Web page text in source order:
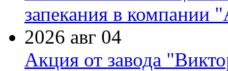
запекания в компании
2026 авг 04
Акция от завода